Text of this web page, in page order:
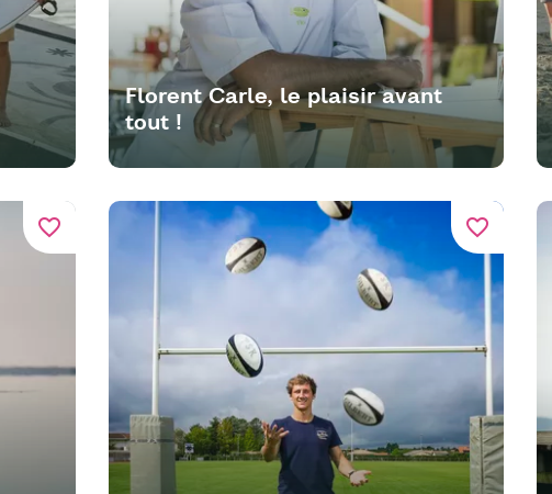
Florent Carle, le plaisir avant
tout !
favorite_border favorite_border